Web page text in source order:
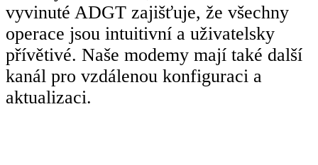
vyvinuté ADGT zajišťuje, že všechny
operace jsou intuitivní a uživatelsky
přívětivé. Naše modemy mají také další
kanál pro vzdálenou konfiguraci a
aktualizaci.